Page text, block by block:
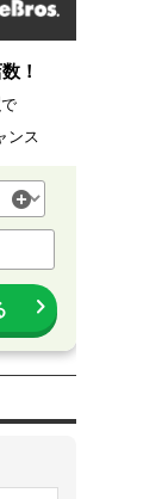
！
で
ンス